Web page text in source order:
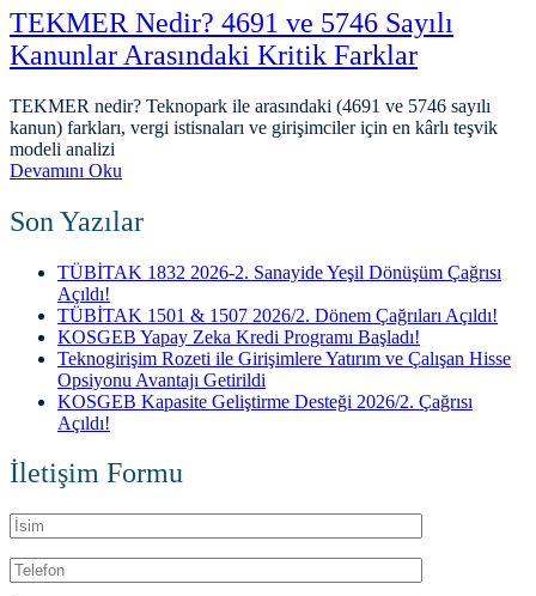
TEKMER Nedir? 4691 ve 5746 Sayılı
Kanunlar Arasındaki Kritik Farklar
TEKMER nedir? Teknopark ile arasındaki (4691 ve 5746 sayılı
kanun) farkları, vergi istisnaları ve girişimciler için en kârlı teşvik
modeli analizi
Devamını Oku
Son Yazılar
TÜBİTAK 1832 2026-2. Sanayide Yeşil Dönüşüm Çağrısı
Açıldı!
TÜBİTAK 1501 & 1507 2026/2. Dönem Çağrıları Açıldı!
KOSGEB Yapay Zeka Kredi Programı Başladı!
Teknogirişim Rozeti ile Girişimlere Yatırım ve Çalışan Hisse
Opsiyonu Avantajı Getirildi
KOSGEB Kapasite Geliştirme Desteği 2026/2. Çağrısı
Açıldı!
İletişim Formu